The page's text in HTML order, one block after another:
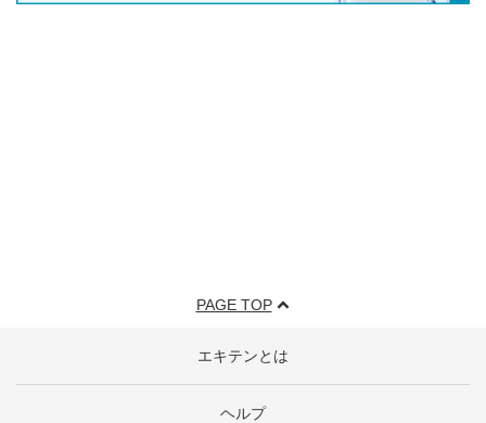
PAGE TOP
エキテンとは
ヘルプ